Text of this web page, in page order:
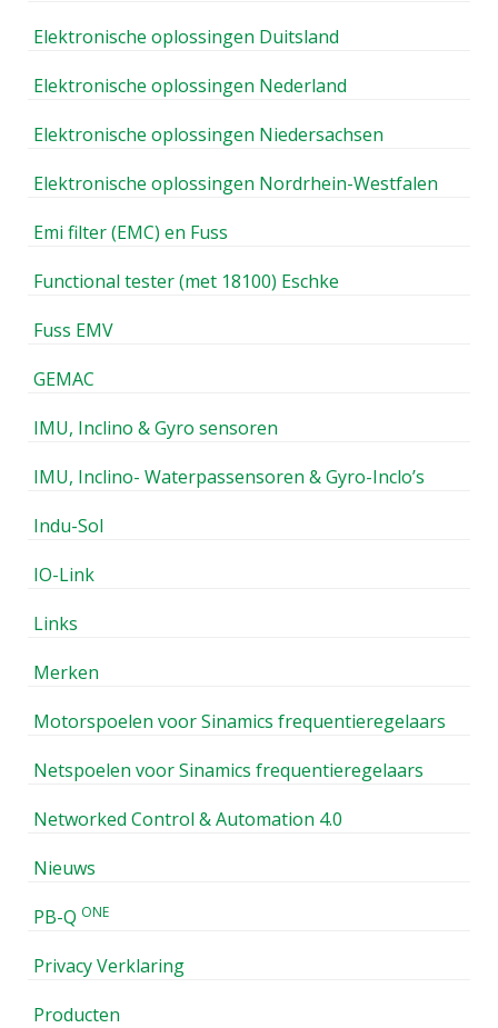
Elektronische oplossingen Duitsland
Elektronische oplossingen Nederland
Elektronische oplossingen Niedersachsen
Elektronische oplossingen Nordrhein-Westfalen
Emi filter (EMC) en Fuss
Functional tester (met 18100) Eschke
Fuss EMV
GEMAC
IMU, Inclino & Gyro sensoren
IMU, Inclino- Waterpassensoren & Gyro-Inclo’s
Indu-Sol
IO-Link
Links
Merken
Motorspoelen voor Sinamics frequentieregelaars
Netspoelen voor Sinamics frequentieregelaars
Networked Control & Automation 4.0
Nieuws
PB-Q ONE
Privacy Verklaring
Producten